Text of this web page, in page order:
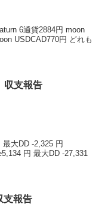
6通貨2884円 moon
USDCAD770円 どれも
支報告
大DD -2,325 円
円 最大DD -27,331
報告